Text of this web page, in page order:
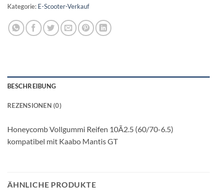
Kategorie: E-Scooter-Verkauf
BESCHREIBUNG
REZENSIONEN (0)
Honeycomb Vollgummi Reifen 10Ã2.5 (60/70-6.5)
kompatibel mit Kaabo Mantis GT
ÄHNLICHE PRODUKTE